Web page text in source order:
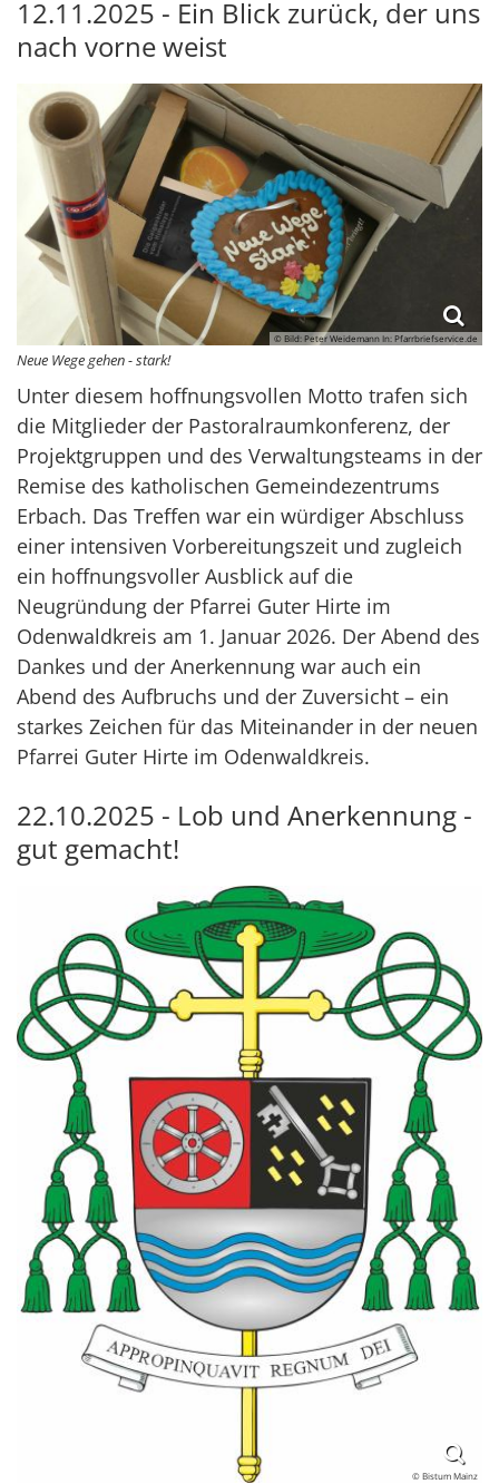
12.11.2025 - Ein Blick zurück, der uns
nach vorne weist
© Bild: Peter Weidemann In: Pfarrbriefservice.de
Neue Wege gehen - stark!
Unter diesem hoffnungsvollen Motto trafen sich
die Mitglieder der Pastoralraumkonferenz, der
Projektgruppen und des Verwaltungsteams in der
Remise des katholischen Gemeindezentrums
Erbach. Das Treffen war ein würdiger Abschluss
einer intensiven Vorbereitungszeit und zugleich
ein hoffnungsvoller Ausblick auf die
Neugründung der Pfarrei Guter Hirte im
Odenwaldkreis am 1. Januar 2026. Der Abend des
Dankes und der Anerkennung war auch ein
Abend des Aufbruchs und der Zuversicht – ein
starkes Zeichen für das Miteinander in der neuen
Pfarrei Guter Hirte im Odenwaldkreis.
22.10.2025 - Lob und Anerkennung -
gut gemacht!
© Bistum Mainz